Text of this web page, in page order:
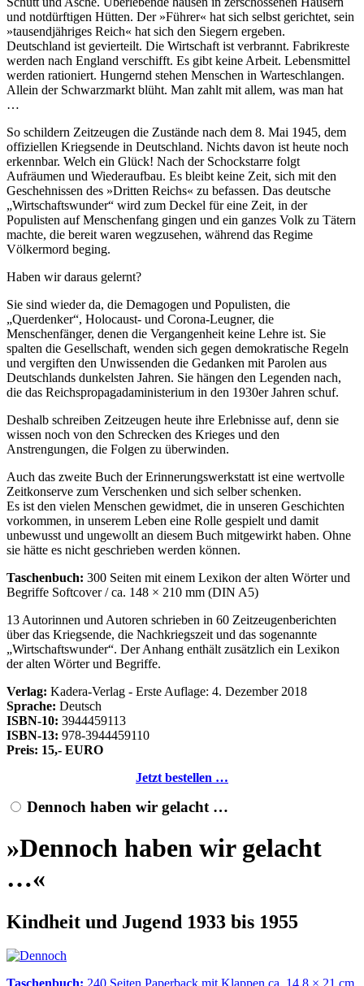
und notdürftigen Hütten. Der »Führer« hat sich selbst gerichtet, sein
»tausendjähriges Reich« hat sich den Siegern ergeben.
Deutschland ist gevierteilt. Die Wirtschaft ist verbrannt. Fabrikreste
werden nach England verschifft. Es gibt keine Arbeit. Lebensmittel
werden rationiert. Hungernd stehen Menschen in Warteschlangen.
Allein der Schwarzmarkt blüht. Man zahlt mit allem, was man hat
…
So schildern Zeitzeugen die Zustände nach dem 8. Mai 1945, dem
offiziellen Kriegsende in Deutschland. Nichts davon ist heute noch
erkennbar. Welch ein Glück! Nach der Schockstarre folgt
Aufräumen und Wiederaufbau. Es bleibt keine Zeit, sich mit den
Geschehnissen des »Dritten Reichs« zu befassen. Das deutsche
Wirtschaftswunder
wird zum Deckel für eine Zeit, in der
Populisten auf Menschenfang gingen und ein ganzes Volk zu Tätern
machte, die bereit waren wegzusehen, während das Regime
Völkermord beging.
Haben wir daraus gelernt?
Sie sind wieder da, die Demagogen und Populisten, die
Querdenker , Holocaust- und Corona-Leugner, die
Menschenfänger, denen die Vergangenheit keine Lehre ist. Sie
spalten die Gesellschaft, wenden sich gegen demokratische Regeln
und vergiften den Unwissenden die Gedanken mit Parolen aus
Deutschlands dunkelsten Jahren. Sie hängen den Legenden nach,
die das Reichspropagadaministerium in den 1930er Jahren schuf.
Deshalb schreiben Zeitzeugen heute ihre Erlebnisse auf, denn sie
wissen noch von den Schrecken des Krieges und den
Anstrengungen, die Folgen zu überwinden.
Auch das zweite Buch der Erinnerungswerkstatt ist eine wertvolle
Zeitkonserve zum Verschenken und sich selber schenken.
Es ist den vielen Menschen gewidmet, die in unseren Geschichten
vorkommen, in unserem Leben eine Rolle gespielt und damit
unbewusst und ungewollt an diesem Buch mitgewirkt haben. Ohne
sie hätte es nicht geschrieben werden können.
Taschenbuch: 300 Seiten mit einem Lexikon der alten Wörter und
Begriffe Softcover / ca. 148 × 210 mm (DIN A5)
13 Autorinnen und Autoren schrieben in 60 Zeitzeugenberichten
über das Kriegsende, die Nachkriegszeit und das sogenannte
Wirtschaftswunder . Der Anhang enthält zusätzlich ein Lexikon
der alten Wörter und Begriffe.
Verlag: Kadera-Verlag - Erste Auflage: 4. Dezember 2018
Sprache: Deutsch
ISBN-10: 3944459113
ISBN-13: 978-3944459110
Preis: 15,- EURO
Jetzt bestellen …
Dennoch haben wir gelacht …
»Dennoch haben wir gelacht
…«
Kindheit und Jugend 1933 bis 1955